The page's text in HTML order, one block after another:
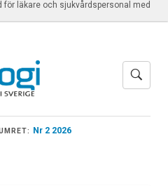
för läkare och sjukvårdspersonal med
Nr 2 2026